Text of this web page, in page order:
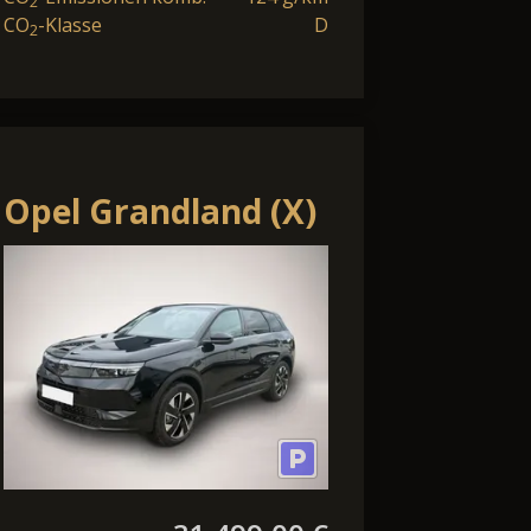
CO2-Klasse D
Opel Grandland (X)
Grandland 1.2 DI
Hybrid 48 V
Automatik GS (K)